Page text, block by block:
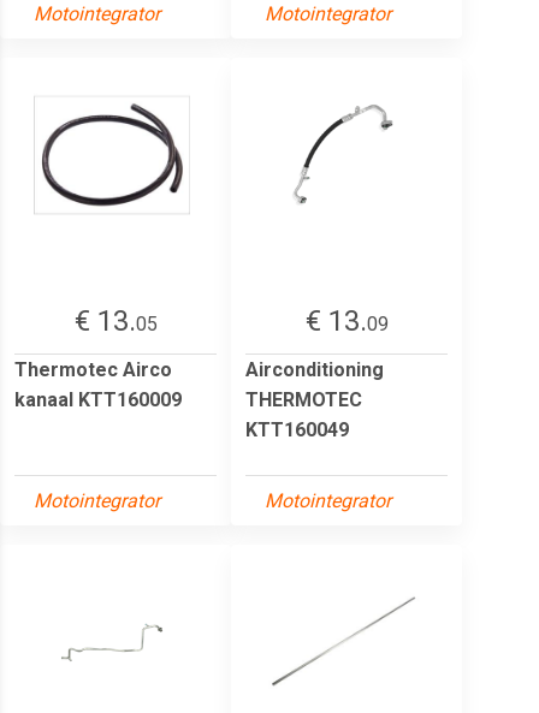
Motointegrator
Motointegrator
€ 13.05
Thermotec Airco
kanaal KTT160009
Motointegrator
€ 13.09
Airconditioning
THERMOTEC
KTT160049
Motointegrator